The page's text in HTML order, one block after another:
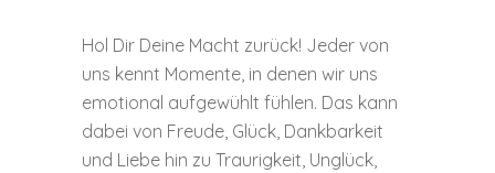
Hol Dir Deine Macht zurück! Jeder von
uns kennt Momente, in denen wir uns
emotional aufgewühlt fühlen. Das kann
dabei von Freude, Glück, Dankbarkeit
und Liebe hin zu Traurigkeit, Unglück,